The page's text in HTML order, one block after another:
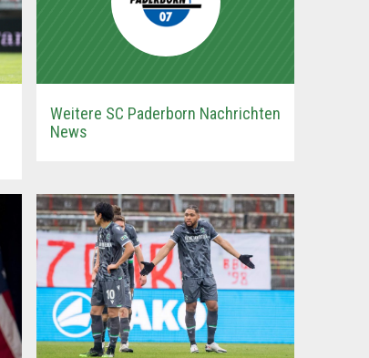
Weitere SC Paderborn Nachrichten
News